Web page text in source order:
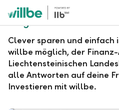
Alerts.Headline
Fragen und Antworten
Clever sparen und einfach
willbe möglich, der
Liechtensteinischen
alle Antworten auf deine
Investieren mit willbe.